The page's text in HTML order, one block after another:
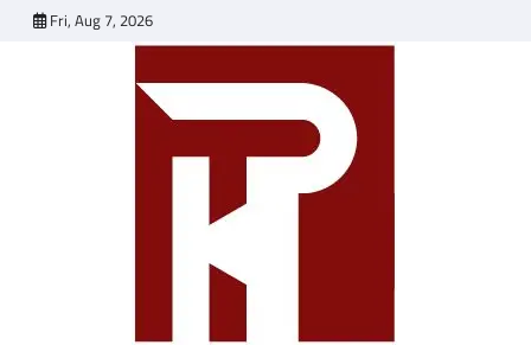
Fri, Aug 7, 2026